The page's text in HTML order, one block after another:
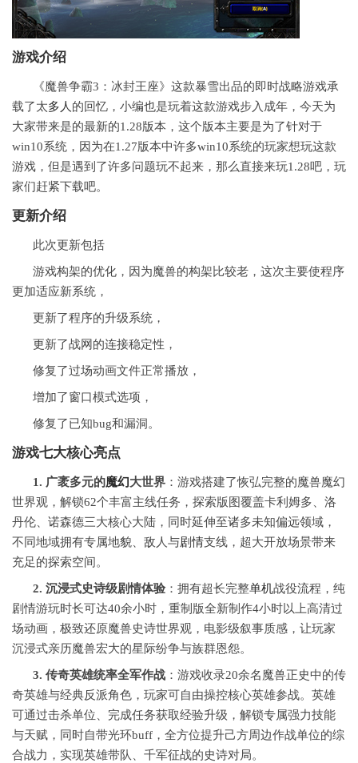
游戏介绍
《魔兽争霸3：冰封王座》这款暴雪出品的即时战略游戏承
载了太多人的回忆，小编也是玩着这款游戏步入成年，今天为
大家带来是的最新的1.28版本，这个版本主要是为了针对于
win10系统，因为在1.27版本中许多win10系统的玩家想玩这款
游戏，但是遇到了许多问题玩不起来，那么直接来玩1.28吧，玩
家们赶紧下载吧。
更新介绍
此次更新包括
游戏构架的优化，因为魔兽的构架比较老，这次主要使程序
更加适应新系统，
更新了程序的升级系统，
更新了战网的连接稳定性，
修复了过场动画文件正常播放，
增加了窗口模式选项，
修复了已知bug和漏洞。
游戏七大核心亮点
1. 广袤多元的魔幻大世界 ：游戏搭建了恢弘完整的魔兽魔幻
世界观，解锁62个丰富主线任务，探索版图覆盖卡利姆多、洛
丹伦、诺森德三大核心大陆，同时延伸至诸多未知偏远领域，
不同地域拥有专属地貌、敌人与剧情支线，超大开放场景带来
充足的探索空间。
2. 沉浸式史诗级剧情体验：拥有超长完整单机战役流程，纯
剧情游玩时长可达40余小时，重制版全新制作4小时以上高清过
场动画，极致还原魔兽史诗世界观，电影级叙事质感，让玩家
沉浸式亲历魔兽宏大的星际纷争与族群恩怨。
3. 传奇英雄统率全军作战 ：游戏收录20余名魔兽正史中的传
奇英雄与经典反派角色，玩家可自由操控核心英雄参战。英雄
可通过击杀单位、完成任务获取经验升级，解锁专属强力技能
与天赋，同时自带光环buff，全方位提升己方周边作战单位的综
合战力，实现英雄带队、千军征战的史诗对局。